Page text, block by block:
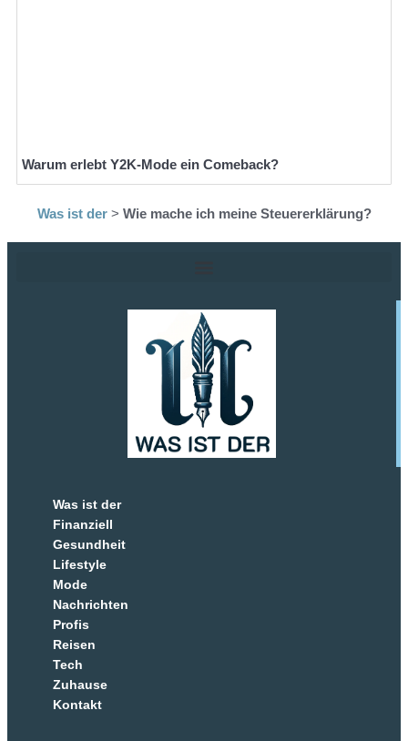
Warum erlebt Y2K-Mode ein Comeback?
Was ist der> Wie mache ich meine Steuererklärung?
Was ist der
Finanziell
Gesundheit
Lifestyle
Mode
Nachrichten
Profis
Reisen
Tech
Zuhause
Kontakt